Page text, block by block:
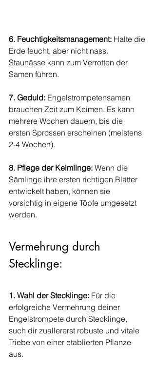
6. Feuchtigkeitsmanagement: Halte die
Erde feucht, aber nicht nass.
Staunässe kann zum Verrotten der
Samen führen.
7. Geduld: Engelstrompetensamen
brauchen Zeit zum Keimen. Es kann
mehrere Wochen dauern, bis die
ersten Sprossen erscheinen (meistens
2-4 Wochen).
8. Pflege der Keimlinge: Wenn die
Sämlinge ihre ersten richtigen Blätter
entwickelt haben, können sie
vorsichtig in eigene Töpfe umgesetzt
werden.
Vermehrung durch
Stecklinge:
1. Wahl der Stecklinge: Für die
erfolgreiche Vermehrung deiner
Engelstrompete durch Stecklinge,
such dir zuallererst robuste und vitale
Triebe von einer etablierten Pflanze
aus.